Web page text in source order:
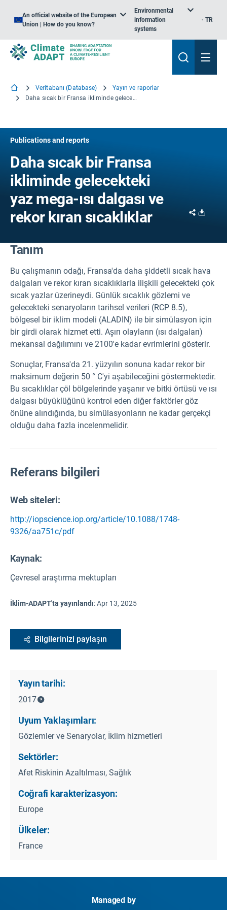
An official website of the European
Union | How do you know?
Environmental
information
systems
TR
Veritabanı (Database)
Yayın ve raporlar
Daha sıcak bir Fransa ikliminde gelecekteki yaz mega-ısı dalgası ve rekor kıran sıcaklıklar
Publications and reports
Daha sıcak bir Fransa
ikliminde gelecekteki
yaz mega-ısı dalgası ve
rekor kıran sıcaklıklar
Share
Tanım
Bu çalışmanın odağı, Fransa'da daha şiddetli sıcak hava
dalgaları ve rekor kıran sıcaklıklarla ilişkili gelecekteki çok
sıcak yazlar üzerineydi. Günlük sıcaklık gözlemi ve
gelecekteki senaryoların tarihsel verileri (RCP 8.5),
bölgesel bir iklim modeli (ALADIN) ile bir simülasyon için
bir girdi olarak hizmet etti. Aşırı olayların (ısı dalgaları)
mekansal dağılımını ve 2100'e kadar evrimlerini gösterir.
Sonuçlar, Fransa'da 21. yüzyılın sonuna kadar rekor bir
maksimum değerin 50 ° C'yi aşabileceğini göstermektedir.
Bu sıcaklıklar çöl bölgelerinde yaşanır ve bitki örtüsü ve ısı
dalgası büyüklüğünü kontrol eden diğer faktörler göz
önüne alındığında, bu simülasyonların ne kadar gerçekçi
olduğu daha fazla incelenmelidir.
Referans bilgileri
Web siteleri:
http://iopscience.iop.org/article/10.1088/1748-
9326/aa751c/pdf
Kaynak:
Çevresel araştırma mektupları
İklim-ADAPT'ta yayınlandı:Apr 13, 2025
Bilgilerinizi paylaşın
Yayın tarihi:
2017
Uyum Yaklaşımları:
Gözlemler ve Senaryolar, İklim hizmetleri
Sektörler:
Afet Riskinin Azaltılması, Sağlık
Coğrafi karakterizasyon:
Europe
Ülkeler:
France
Managed by